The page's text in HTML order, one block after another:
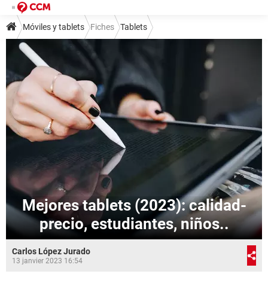
Móviles y tablets Fiches Tablets
Mejores tablets (2023): calidad-
precio, estudiantes, niños..
Carlos López Jurado
13 janvier 2023 16:54